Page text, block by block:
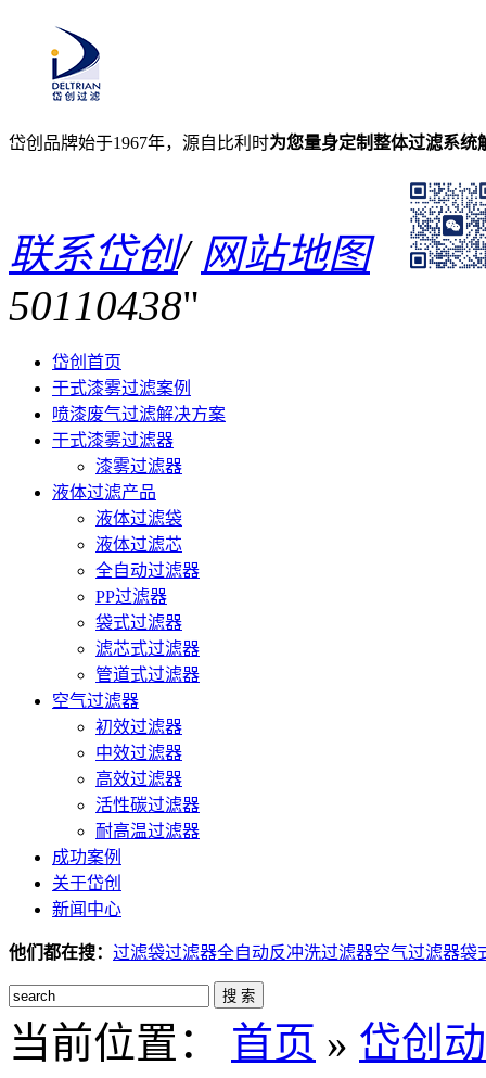
岱创品牌始于1967年，源自比利时为您量身定制整体过滤系统
联系岱创/ 网站地图
50110438
岱创首页
干式漆雾过滤案例
喷漆废气过滤解决方案
干式漆雾过滤器
漆雾过滤器
液体过滤产品
液体过滤袋
液体过滤芯
全自动过滤器
PP过滤器
袋式过滤器
滤芯式过滤器
管道式过滤器
空气过滤器
初效过滤器
中效过滤器
高效过滤器
活性碳过滤器
耐高温过滤器
成功案例
关于岱创
新闻中心
他们都在搜： 过滤袋过滤器全自动反冲洗过滤器空气过滤器袋
搜 索
当前位置： 首页 » 岱创